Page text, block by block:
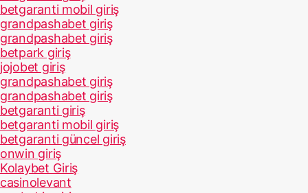
betgaranti mobil giriş
grandpashabet giriş
grandpashabet giriş
betpark giriş
jojobet giriş
grandpashabet giriş
grandpashabet giriş
betgaranti giriş
betgaranti mobil giriş
betgaranti güncel giriş
onwin giriş
Kolaybet Giriş
casinolevant